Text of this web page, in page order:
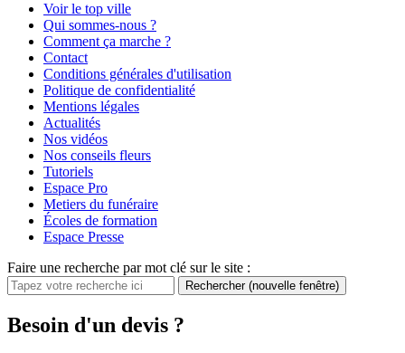
Voir le top ville
Qui sommes-nous ?
Comment ça marche ?
Contact
Conditions générales d'utilisation
Politique de confidentialité
Mentions légales
Actualités
Nos vidéos
Nos conseils fleurs
Tutoriels
Espace Pro
Metiers du funéraire
Écoles de formation
Espace Presse
Faire une recherche par mot clé sur le site :
Rechercher (nouvelle fenêtre)
Besoin d'un devis ?